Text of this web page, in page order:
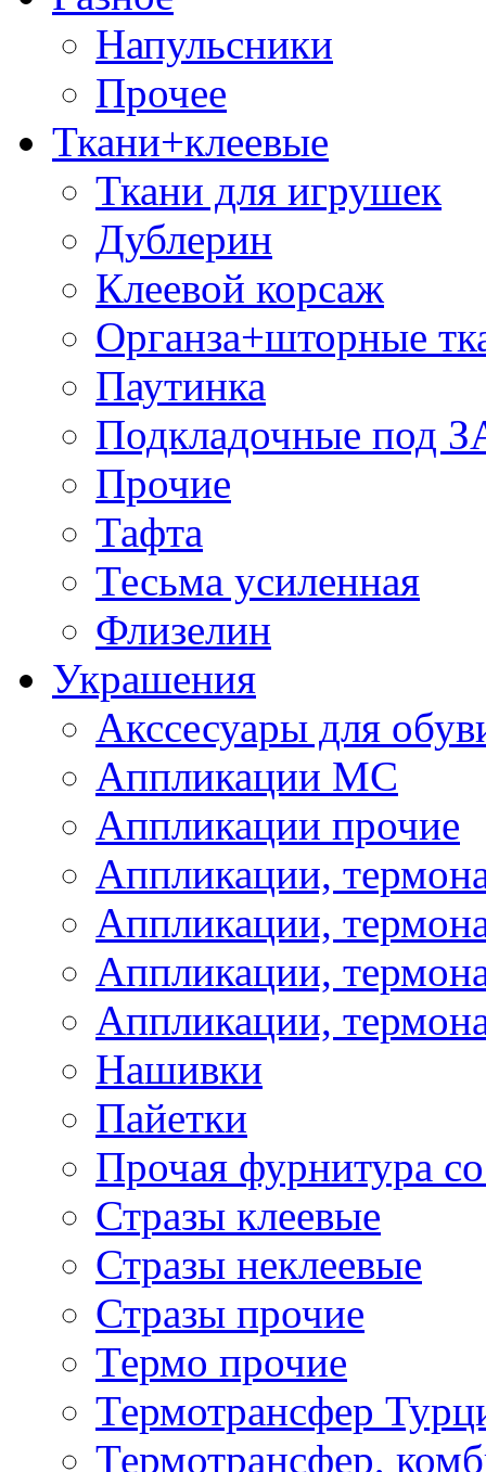
Напульсники
Прочее
Ткани+клеевые
Ткани для игрушек
Дублерин
Клеевой корсаж
Органза+шторные
Паутинка
Подкладочные под
Прочие
Тафта
Тесьма усиленная
Флизелин
Украшения
Акссесуары для
Аппликации МС
Аппликации прочие
Аппликации,
Аппликации,
Аппликации,
Аппликации,
Нашивки
Пайетки
Прочая фурнитура
Стразы клеевые
Стразы неклеевые
Стразы прочие
Термо прочие
Термотрансфер
Термотрансфер,